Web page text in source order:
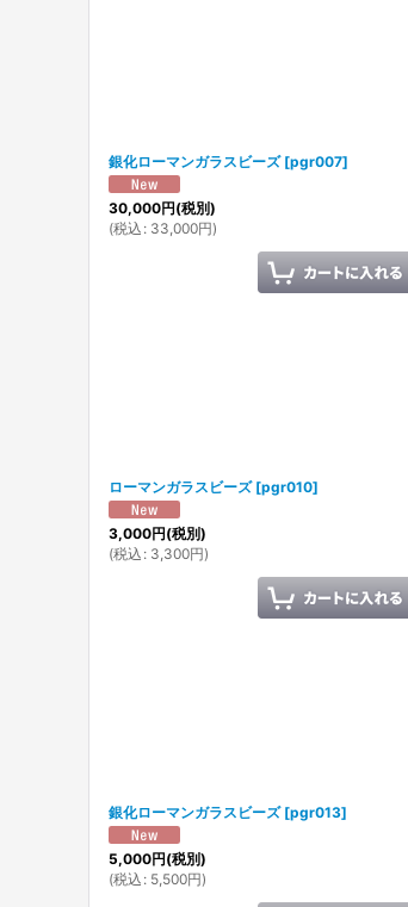
銀化ローマンガラスビーズ [pgr007]
30,000円(税別)
(税込 : 33,000円)
ローマンガラスビーズ [pgr010]
3,000円(税別)
(税込 : 3,300円)
銀化ローマンガラスビーズ [pgr013]
5,000円(税別)
(税込 : 5,500円)